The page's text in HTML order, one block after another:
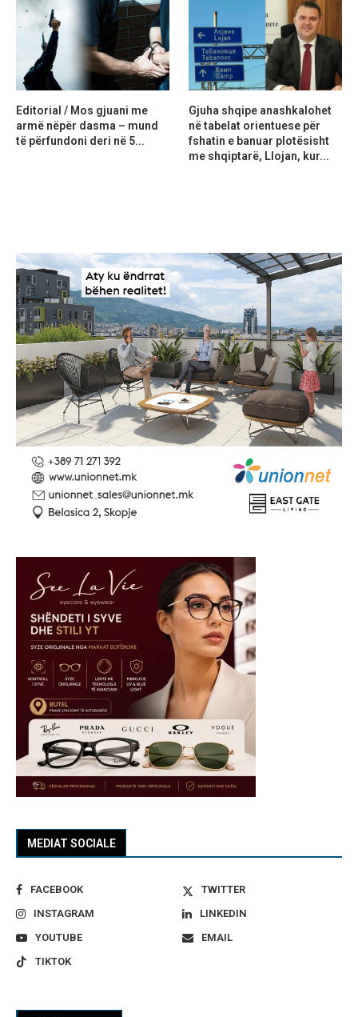
MEDIAT SOCIALE
FACEBOOK
TWITTER
INSTAGRAM
LINKEDIN
YOUTUBE
EMAIL
TIKTOK
Editorial / Mos gjuani me
armë nëpër dasma – mund
të përfundoni deri në 5...
Gjuha shqipe anashkalohet
në tabelat orientuese për
fshatin e banuar plotësisht
me shqiptarë, Llojan, kur...